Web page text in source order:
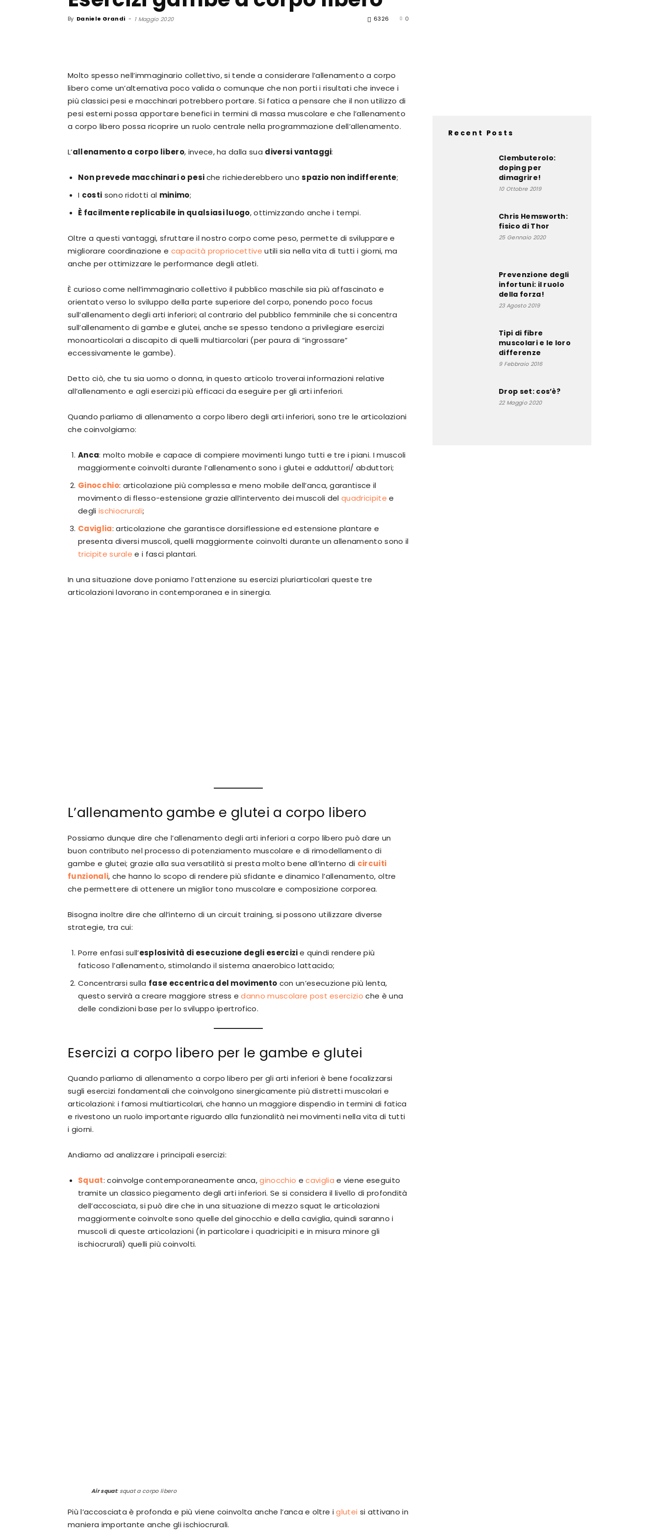
palestra
By Daniele Grandi - 1 Maggio 2020 0
6326
Molto spesso nell’immaginario collettivo, si tende a considerare l’allenamento a corpo
libero come un’alternativa poco valida o comunque che non porti i risultati che invece i
più classici pesi e macchinari potrebbero portare. Si fatica a pensare che il non utilizzo di
pesi esterni possa apportare benefici in termini di massa muscolare e che l’allenamento
a corpo libero possa ricoprire un ruolo centrale nella programmazione dell’allenamento.
L’allenamento a corpo libero, invece, ha dalla sua diversi vantaggi:
Non prevede macchinari o pesiche richiederebbero unospazio non indifferente;
I costi sono ridotti al minimo;
È facilmente replicabile in qualsiasi luogo, ottimizzando anche i tempi.
Oltre a questi vantaggi, sfruttare il nostro corpo come peso, permette di sviluppare e
migliorare coordinazione e capacità propriocettive utili sia nella vita di tutti i giorni, ma
anche per ottimizzare le performance degli atleti.
È curioso come nell’immaginario collettivo il pubblico maschile sia più affascinato e
orientato verso lo sviluppo della parte superiore del corpo, ponendo poco focus
sull’allenamento degli arti inferiori; al contrario del pubblico femminile che si concentra
sull’allenamento di gambe e glutei, anche se spesso tendono a privilegiare esercizi
monoarticolari a discapito di quelli multiarcolari (per paura di “ingrossare”
eccessivamente le gambe).
Detto ciò, che tu sia uomo o donna, in questo articolo troverai informazioni relative
all’allenamento e agli esercizi più efficaci da eseguire per gli arti inferiori.
Quando parliamo di allenamento a corpo libero degli arti inferiori, sono tre le articolazioni
che coinvolgiamo:
Anca: molto mobile e capace di compiere movimenti lungo tutti e tre i piani. I muscoli
maggiormente coinvolti durante l’allenamento sono i glutei e adduttori/ abduttori;
Ginocchio: articolazione più complessa e meno mobile dell’anca, garantisce il
movimento di flesso-estensione grazie all’intervento dei muscoli delquadricipite e
degli ischiocrurali;
Caviglia: articolazione che garantisce dorsiflessione ed estensione plantare e
presenta diversi muscoli, quelli maggiormente coinvolti durante un allenamento sono il
tricipite surale e i fasci plantari.
In una situazione dove poniamo l’attenzione su esercizi pluriarticolari queste tre
articolazioni lavorano in contemporanea e in sinergia.
L’allenamento gambe e glutei a corpo libero
Possiamo dunque dire che l’allenamento degli arti inferiori a corpo libero può dare un
buon contributo nel processo di potenziamento muscolare e di rimodellamento di
gambe e glutei; grazie alla sua versatilità si presta molto bene all’interno di circuiti
funzionali, che hanno lo scopo di rendere più sfidante e dinamico l’allenamento, oltre
che permettere di ottenere un miglior tono muscolare e composizione corporea.
Bisogna inoltre dire che all’interno di un circuit training, si possono utilizzare diverse
strategie, tra cui:
Porre enfasi sull’esplosività di esecuzione degli esercizie quindi rendere più
faticoso l’allenamento, stimolando il sistema anaerobico lattacido;
Concentrarsi sulla fase eccentrica del movimento con un’esecuzione più lenta,
questo servirà a creare maggiore stress edanno muscolare post esercizio che è una
delle condizioni base per lo sviluppo ipertrofico.
Esercizi a corpo libero per le gambe e glutei
Quando parliamo di allenamento a corpo libero per gli arti inferiori è bene focalizzarsi
sugli esercizi fondamentali che coinvolgono sinergicamente più distretti muscolari e
articolazioni: i famosi multiarticolari, che hanno un maggiore dispendio in termini di fatica
e rivestono un ruolo importante riguardo alla funzionalità nei movimenti nella vita di tutti
i giorni.
Andiamo ad analizzare i principali esercizi:
Squat: coinvolge contemporaneamente anca,ginocchio ecaviglia e viene eseguito
tramite un classico piegamento degli arti inferiori. Se si considera il livello di profondità
dell’accosciata, si può dire che in una situazione di mezzo squat le articolazioni
maggiormente coinvolte sono quelle del ginocchio e della caviglia, quindi saranno i
muscoli di queste articolazioni (in particolare i quadricipiti e in misura minore gli
ischiocrurali) quelli più coinvolti.
Air squat: squat a corpo libero
Più l’accosciata è profonda e più viene coinvolta anche l’anca e oltre iglutei si attivano in
maniera importante anche gli ischiocrurali.
Recent Posts
Clembuterolo:
doping per
dimagrire!
10 Ottobre 2019
Chris Hemsworth:
fisico di Thor
25 Gennaio 2020
Prevenzione degli
infortuni: il ruolo
della forza!
23 Agosto 2019
Tipi di fibre
muscolari e le loro
differenze
9 Febbraio 2016
Drop set: cos’è?
22 Maggio 2020